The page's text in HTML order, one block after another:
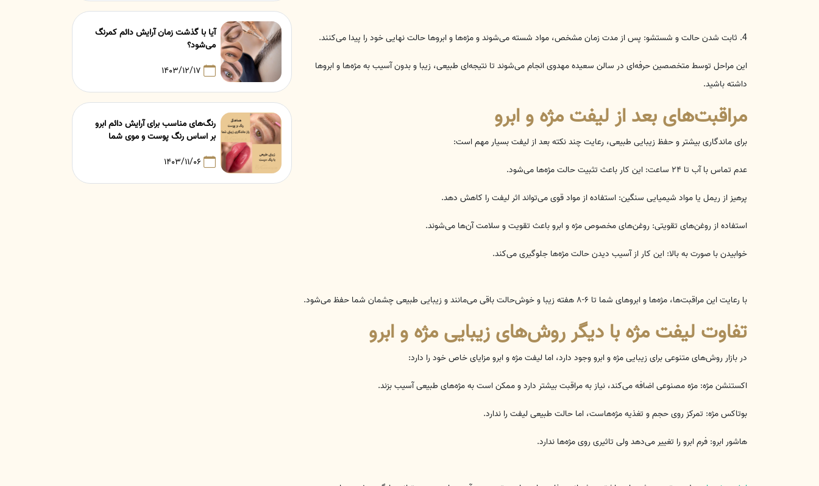
4. ثابت شدن حالت و شستشو: پس از مدت زمان مشخص، مواد شسته می‌شوند و مژه‌ها و ابروها حالت نهایی خود را پیدا می‌کنند.
این مراحل توسط متخصصین حرفه‌ای در سالن سعیده مهدوی انجام می‌شوند تا نتیجه‌ای طبیعی، زیبا و بدون آسیب به مژه‌ها و ابروها
داشته باشید.
مراقبت‌های بعد از لیفت مژه و ابرو
برای ماندگاری بیشتر و حفظ زیبایی طبیعی، رعایت چند نکته بعد از لیفت بسیار مهم است:
عدم تماس با آب تا ۲۴ ساعت: این کار باعث تثبیت حالت مژه‌ها می‌شود.
پرهیز از ریمل یا مواد شیمیایی سنگین: استفاده از مواد قوی می‌تواند اثر لیفت را کاهش دهد.
استفاده از روغن‌های تقویتی: روغن‌های مخصوص مژه و ابرو باعث تقویت و سلامت آن‌ها می‌شوند.
خوابیدن با صورت به بالا: این کار از آسیب دیدن حالت مژه‌ها جلوگیری می‌کند.
با رعایت این مراقبت‌ها، مژه‌ها و ابروهای شما تا ۶-۸ هفته زیبا و خوش‌حالت باقی می‌مانند و زیبایی طبیعی چشمان شما حفظ می‌شود.
تفاوت لیفت مژه با دیگر روش‌های زیبایی مژه و ابرو
در بازار روش‌های متنوعی برای زیبایی مژه و ابرو وجود دارد، اما لیفت مژه و ابرو مزایای خاص خود را دارد:
اکستنشن مژه: مژه مصنوعی اضافه می‌کند، نیاز به مراقبت بیشتر دارد و ممکن است به مژه‌های طبیعی آسیب بزند.
بوتاکس مژه: تمرکز روی حجم و تغذیه مژه‌هاست، اما حالت طبیعی لیفت را ندارد.
هاشور ابرو: فرم ابرو را تغییر می‌دهد ولی تاثیری روی مژه‌ها ندارد.
آیا با گذشت زمان آرایش دائم کمرنگ
می‌شود؟
۱۴۰۳/۱۲/۱۷
رنگ‌های مناسب برای آرایش دائم ابرو
بر اساس رنگ پوست و موی شما
۱۴۰۳/۱۱/۰۶